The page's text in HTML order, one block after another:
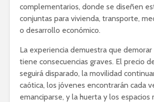
complementarios, donde se diseñen
conjuntas para vivienda, transporte,
o desarrollo económico.
La experiencia demuestra que
tiene consecuencias graves. El precio
seguirá disparado, la movilidad
caótica, los jóvenes encontrarán cada
emanciparse, y la huerta y los espacios